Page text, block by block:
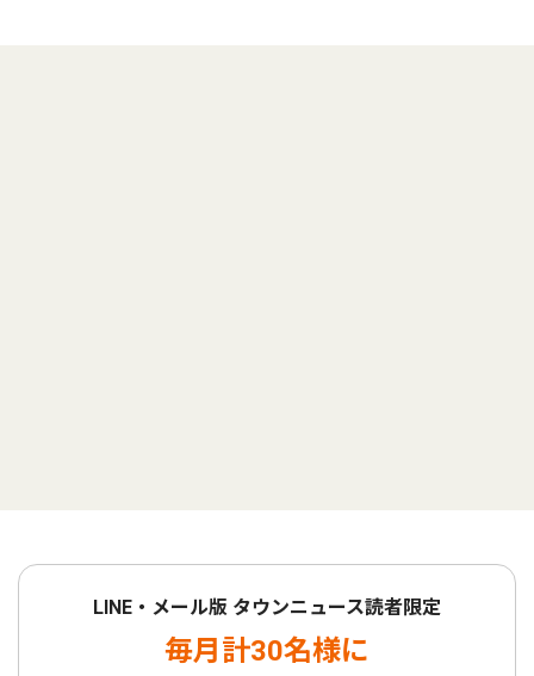
LINE・メール版 タウンニュース読者限定
毎月計30名様に